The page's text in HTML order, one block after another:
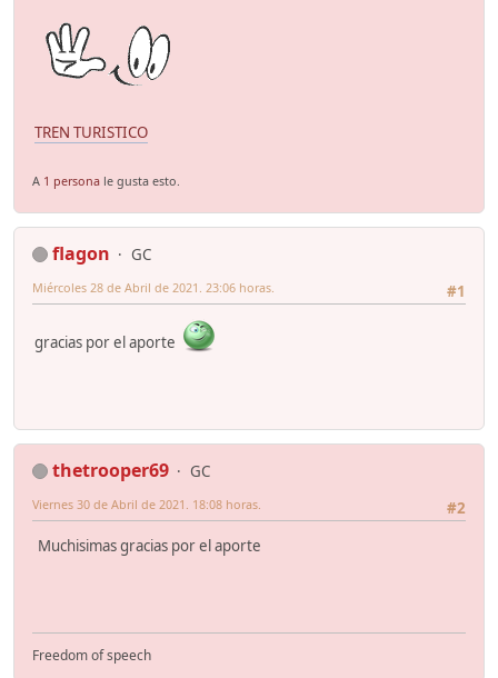
TREN TURISTICO
A 1 persona le gusta esto.
flagon
GC
#1
Miércoles 28 de Abril de 2021. 23:06 horas.
gracias por el aporte
thetrooper69
GC
#2
Viernes 30 de Abril de 2021. 18:08 horas.
Muchisimas gracias por el aporte
Freedom of speech